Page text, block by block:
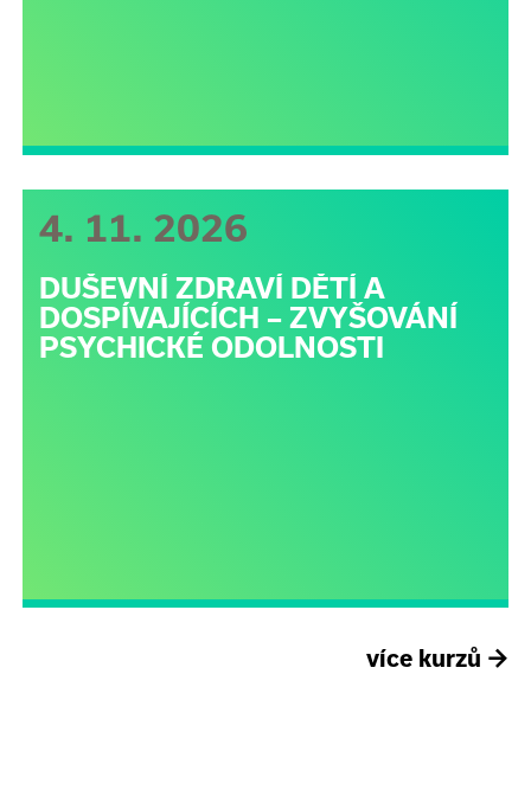
4. 11. 2026
DUŠEVNÍ ZDRAVÍ DĚTÍ A
DOSPÍVAJÍCÍCH – ZVYŠOVÁNÍ
PSYCHICKÉ ODOLNOSTI
více kurzů →